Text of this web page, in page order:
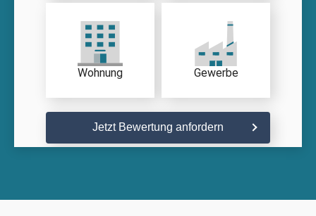
Wohnung Gewerbe
Jetzt Bewertung anfordern